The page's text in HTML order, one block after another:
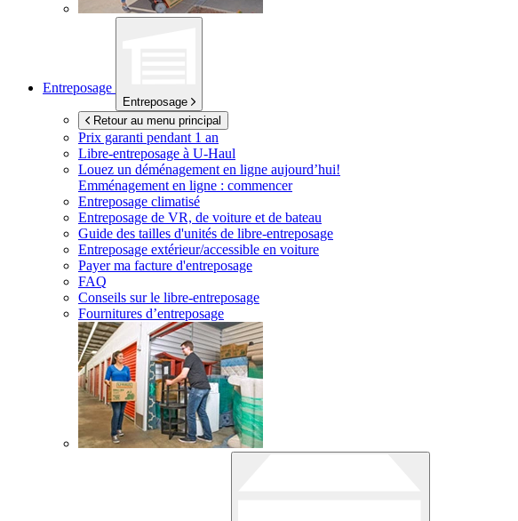
Entreposage
Entreposage
Retour au menu principal
Prix garanti pendant 1 an
Libre-entreposage à U-Haul
Louez un déménagement en ligne aujourd’hui!
Emménagement en ligne : commencer
Entreposage climatisé
Entreposage de VR, de voiture et de bateau
Guide des tailles d'unités de libre-entreposage
Entreposage extérieur/accessible en voiture
Payer ma facture d'entreposage
FAQ
Conseils sur le libre-entreposage
Fournitures d’entreposage